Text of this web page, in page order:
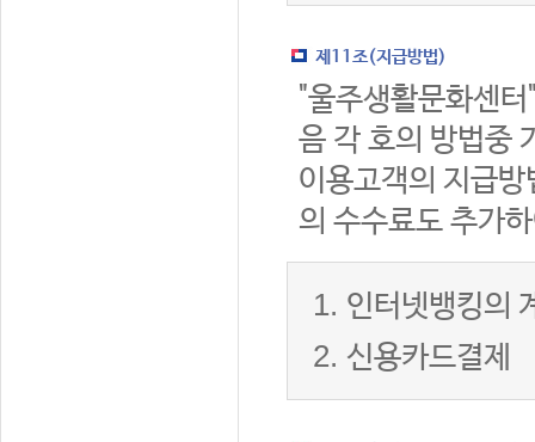
제11조(지급방법)
"울주생활문화센
음 각 호의 방법중
이용고객의 지급
의 수수료도 추가
1. 인터넷뱅킹의
2. 신용카드결제